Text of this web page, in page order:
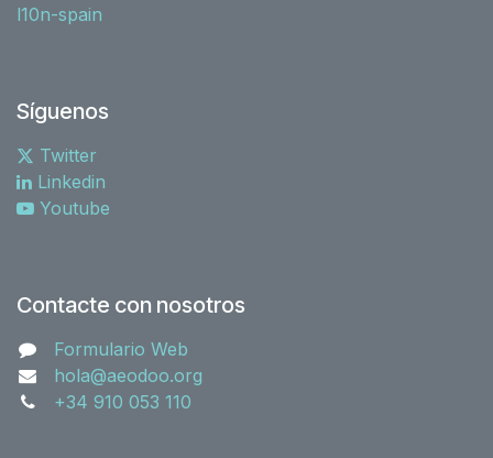
l10n-spain
Síguenos
Twitter
Linkedin
Youtube
Contacte con nosotros
Formulario Web
hola@aeodoo.org
+34 910 053 110